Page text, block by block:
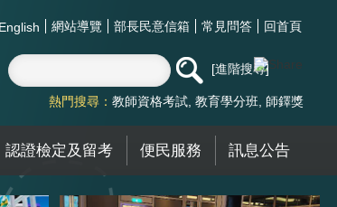
English 網站導覽 部長民意信箱 常見問答 回首頁
進階搜尋
熱門搜尋： 教師資格考試 教育學分班 師鐸獎
認證檢定及留考 便民服務 訊息公告